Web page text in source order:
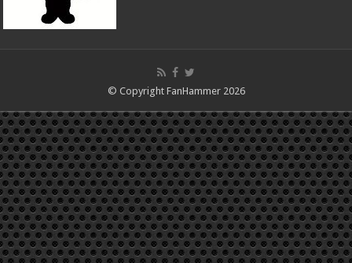
© Copyright FanHammer 2026